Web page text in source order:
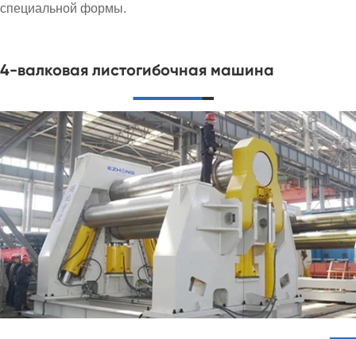
специальной формы.
4-валковая листогибочная машина